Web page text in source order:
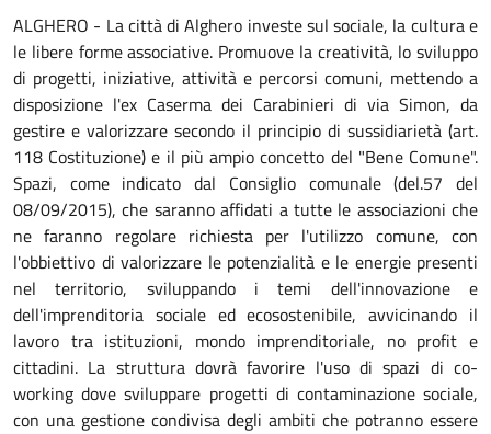
ALGHERO - La città di Alghero investe sul sociale, la cultura e
le libere forme associative. Promuove la creatività, lo sviluppo
di progetti, iniziative, attività e percorsi comuni, mettendo a
disposizione l'ex Caserma dei Carabinieri di via Simon, da
gestire e valorizzare secondo il principio di sussidiarietà (art.
118 Costituzione) e il più ampio concetto del "Bene Comune".
Spazi, come indicato dal Consiglio comunale (del.57 del
08/09/2015), che saranno affidati a tutte le associazioni che
ne faranno regolare richiesta per l'utilizzo comune, con
l'obbiettivo di valorizzare le potenzialità e le energie presenti
nel territorio, sviluppando i temi dell'innovazione e
dell'imprenditoria sociale ed ecosostenibile, avvicinando il
lavoro tra istituzioni, mondo imprenditoriale, no profit e
cittadini. La struttura dovrà favorire l'uso di spazi di co-
working dove sviluppare progetti di contaminazione sociale,
con una gestione condivisa degli ambiti che potranno essere